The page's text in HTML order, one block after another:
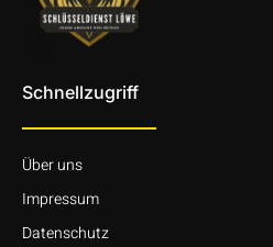
Schnellzugriff
Über uns
Impressum
Datenschutz